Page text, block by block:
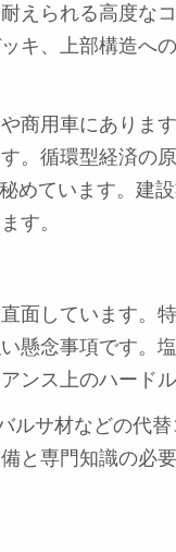
えられる高度な
キ、上部構造へ
商用車にありま
。循環型経済の
めています。建
す。
面しています。
懸念事項です。
ンス上のハードル
ルサ材などの代
と専門知識の必